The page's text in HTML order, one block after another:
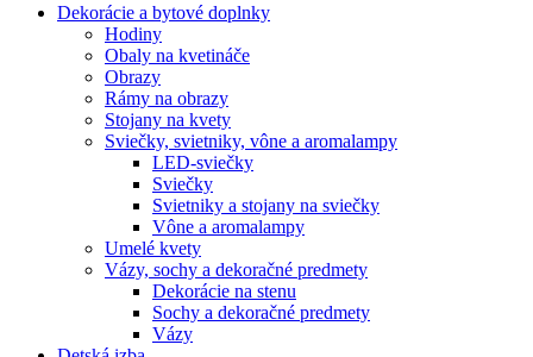
Dekorácie a bytové doplnky
Hodiny
Obaly na kvetináče
Obrazy
Rámy na obrazy
Stojany na kvety
Sviečky, svietniky, vône a aromalampy
LED-sviečky
Sviečky
Svietniky a stojany na sviečky
Vône a aromalampy
Umelé kvety
Vázy, sochy a dekoračné predmety
Dekorácie na stenu
Sochy a dekoračné predmety
Vázy